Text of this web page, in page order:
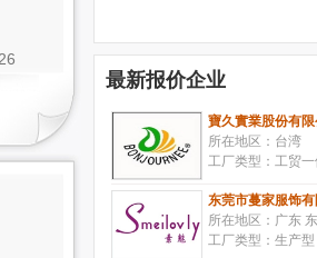
最新报价企业
寶久實業股份有限
所在地区：台湾
工厂类型：工贸一
东莞市蔓家服饰有
所在地区：广东
工厂类型：生产型